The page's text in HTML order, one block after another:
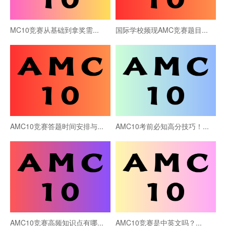
MC10竞赛从基础到拿奖需... 国际学校频现AMC竞赛题目...
AMC10竞赛答题时间安排与... AMC10考前必知高分技巧！...
AMC10竞赛高频知识点有哪... AMC10竞赛是中英文吗？...